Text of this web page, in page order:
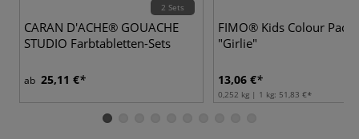
2 Sets
CARAN D'ACHE® GOUACHE
STUDIO Farbtabletten-Sets
ab 25,11 €
FIMO® Kids Colour Pack
"Girlie"
13,06 €
0,252 kg | 1 kg: 51,83 €